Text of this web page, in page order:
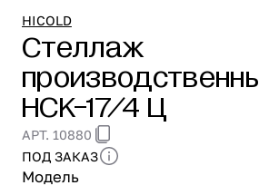
Проектирование
Сервис и монтаж
ПОКУПАТЕЛЯМ
Доставка и оплата
Гарантия и возврат
Лизинг
Акции
HICOLD
Стеллаж
производственный
НСК-17/4 Ц
АРТ. 10880
ПОД ЗАКАЗ
Модель